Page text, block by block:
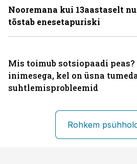
Nooremana kui 13aastaselt
tõstab enesetapuriski
Mis toimub sotsiopaadi
inimesega, kel on üsna
suhtlemisprobleemid
Rohkem